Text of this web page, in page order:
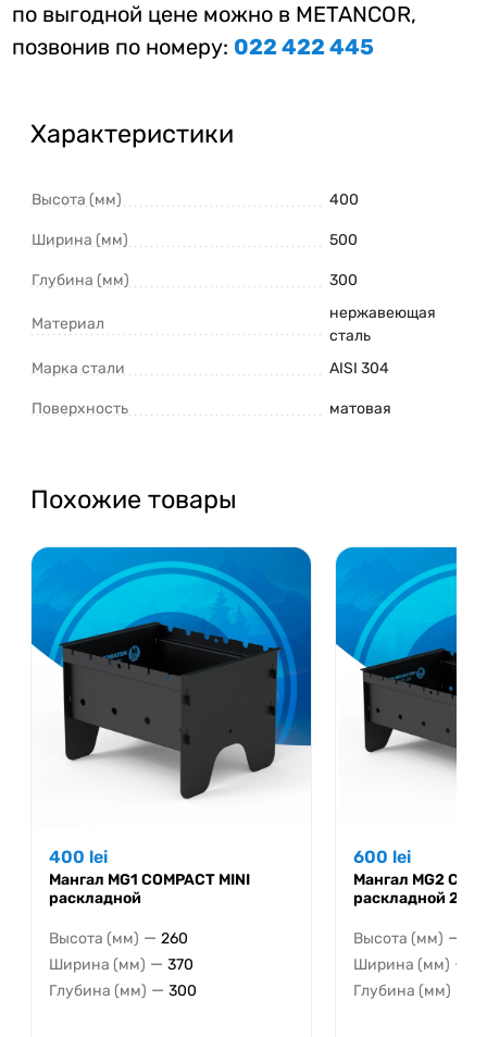
по выгодной цене можно в METANCOR,
позвонив по номеру: 022 422 445
Характеристики
Высота (мм) 400
Ширина (мм) 500
Глубина (мм) 300
Материал
нержавеющая
сталь
Марка стали
AISI 304
Поверхность матовая
Похожие товары
400 lei
Мангал MG1 COMPACT MINI
раскладной
Высота (мм) — 260
Ширина (мм) — 370
Глубина (мм) — 300
600 lei
Мангал MG2
раскладной 2мм
Высота (мм) —
Ширина (мм) —
Глубина (мм)